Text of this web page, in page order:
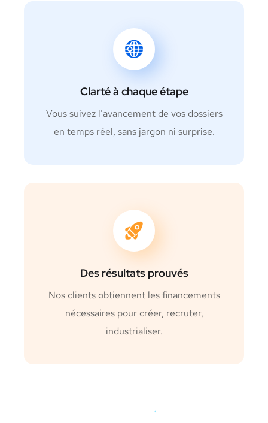
Clarté à chaque étape
Vous suivez l’avancement de vos dossiers
en temps réel, sans jargon ni surprise.
Des résultats prouvés
Nos clients obtiennent les financements
nécessaires pour créer, recruter,
industrialiser.